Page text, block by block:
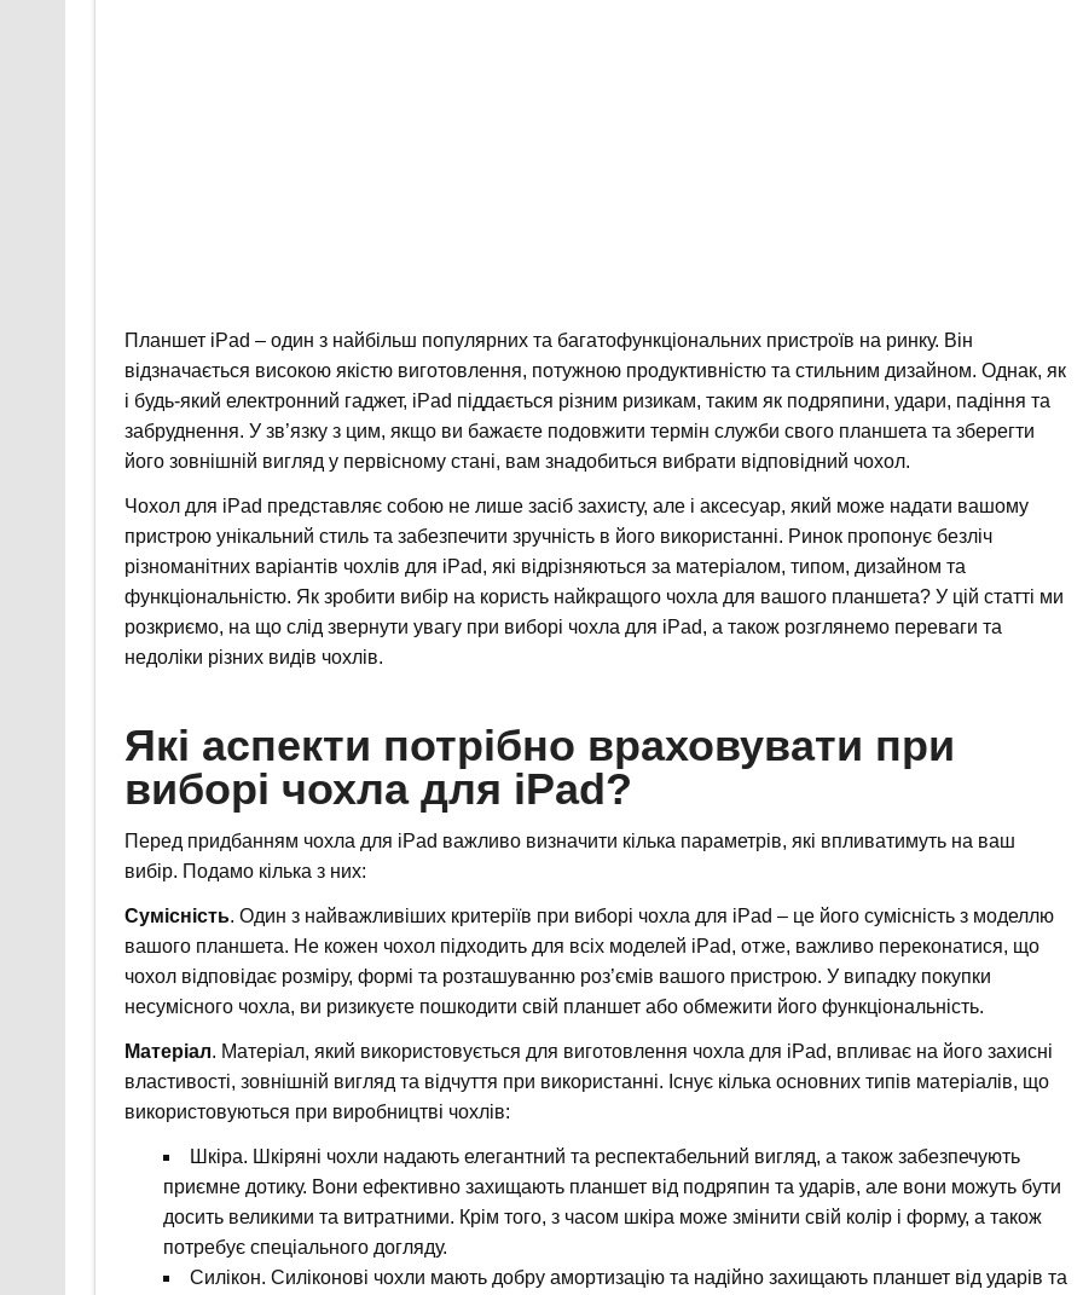
Планшет iPad – один з найбільш популярних та багатофункціональних пристроїв на ринку. Він
відзначається високою якістю виготовлення, потужною продуктивністю та стильним дизайном. Однак, як
і будь-який електронний гаджет, iPad піддається різним ризикам, таким як подряпини, удари, падіння та
забруднення. У зв’язку з цим, якщо ви бажаєте подовжити термін служби свого планшета та зберегти
його зовнішній вигляд у первісному стані, вам знадобиться вибрати відповідний чохол.
Чохол для iPad представляє собою не лише засіб захисту, але і аксесуар, який може надати вашому
пристрою унікальний стиль та забезпечити зручність в його використанні. Ринок пропонує безліч
різноманітних варіантів чохлів для iPad, які відрізняються за матеріалом, типом, дизайном та
функціональністю. Як зробити вибір на користь найкращого чохла для вашого планшета? У цій статті ми
розкриємо, на що слід звернути увагу при виборі чохла для iPad, а також розглянемо переваги та
недоліки різних видів чохлів.
Які аспекти потрібно враховувати при
виборі чохла для iPad?
Перед придбанням чохла для iPad важливо визначити кілька параметрів, які впливатимуть на ваш
вибір. Подамо кілька з них:
Сумісність. Один з найважливіших критеріїв при виборі чохла для iPad – це його сумісність з моделлю
вашого планшета. Не кожен чохол підходить для всіх моделей iPad, отже, важливо переконатися, що
чохол відповідає розміру, формі та розташуванню роз’ємів вашого пристрою. У випадку покупки
несумісного чохла, ви ризикуєте пошкодити свій планшет або обмежити його функціональність.
Матеріал. Матеріал, який використовується для виготовлення чохла для iPad, впливає на його захисні
властивості, зовнішній вигляд та відчуття при використанні. Існує кілька основних типів матеріалів, що
використовуються при виробництві чохлів:
Шкіра. Шкіряні чохли надають елегантний та респектабельний вигляд, а також забезпечують
приємне дотику. Вони ефективно захищають планшет від подряпин та ударів, але вони можуть бути
досить великими та витратними. Крім того, з часом шкіра може змінити свій колір і форму, а також
потребує спеціального догляду.
Силікон. Силіконові чохли мають добру амортизацію та надійно захищають планшет від ударів та